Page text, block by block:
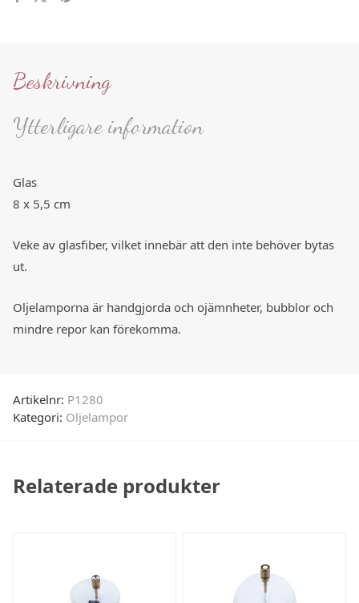
Beskrivning
Ytterligare information
Glas
8 x 5,5 cm
Veke av glasfiber, vilket innebär att den inte behöver bytas
ut.
Oljelamporna är handgjorda och ojämnheter, bubblor och
mindre repor kan förekomma.
Artikelnr: P1280
Kategori: Oljelampor
Relaterade produkter